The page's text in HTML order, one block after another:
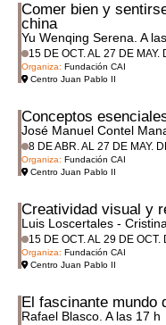
Comer bien y
china
Yu Wenqing Serena. A
15 DE OCT. AL 27 DE MAY.
Organiza: Fundación CAI
Centro Juan Pablo II
Conceptos
José Manuel Contel
8 DE ABR. AL 27 DE MAY.
Organiza: Fundación CAI
Centro Juan Pablo II
Creatividad visual y
Luis Loscertales -
15 DE OCT. AL 29 DE OCT.
Organiza: Fundación CAI
Centro Juan Pablo II
El fascinante mundo
Rafael Blasco. A las 17 h